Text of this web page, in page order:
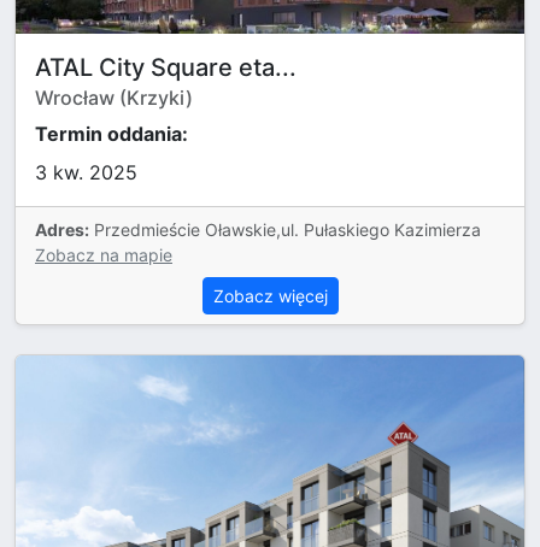
ATAL City Square eta...
Wrocław (Krzyki)
Termin oddania:
3 kw. 2025
Adres: Przedmieście Oławskie,ul. Pułaskiego Kazimierza
Zobacz na mapie
Zobacz więcej